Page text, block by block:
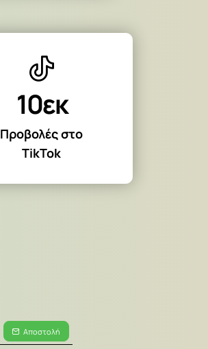
10εκ
Προβολές στο
TikTok
Αποστολή